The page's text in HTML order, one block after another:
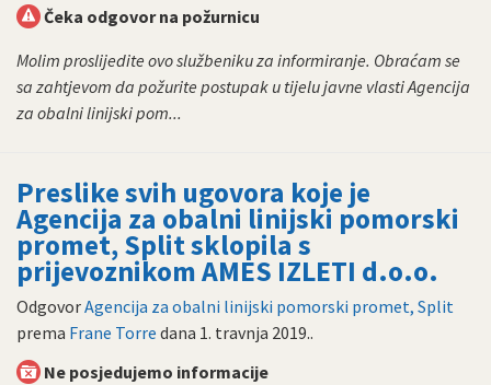
Čeka odgovor na požurnicu
Molim proslijedite ovo službeniku za informiranje. Obraćam se
sa zahtjevom da požurite postupak u tijelu javne vlasti Agencija
za obalni linijski pom...
Preslike svih ugovora koje je
Agencija za obalni linijski pomorski
promet, Split sklopila s
prijevoznikom AMES IZLETI d.o.o.
OdgovorAgencija za obalni linijski pomorski promet, Split
prema Frane Torre dana 1. travnja 2019..
Ne posjedujemo informacije